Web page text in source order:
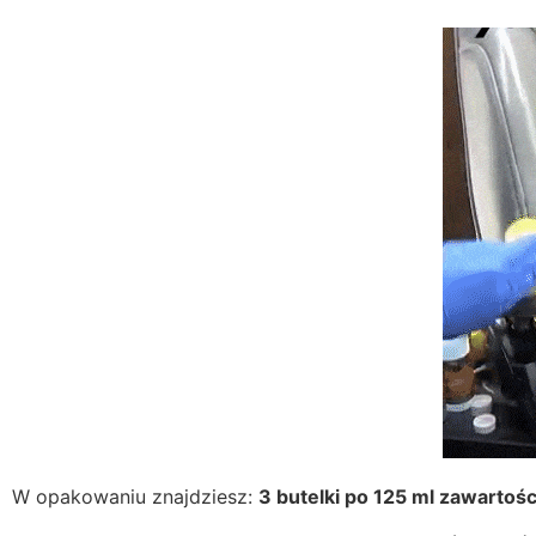
W opakowaniu znajdziesz: 3 butelki po 125 ml